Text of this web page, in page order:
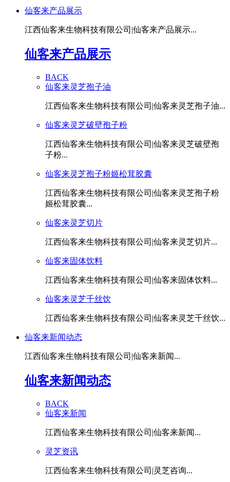
仙客来产品展示
江西仙客来生物科技有限公司|仙客来产品展示...
仙客来产品展示
BACK
仙客来灵芝孢子油
江西仙客来生物科技有限公司|仙客来灵芝孢子油...
仙客来灵芝破壁孢子粉
江西仙客来生物科技有限公司|仙客来灵芝破壁孢
子粉...
仙客来灵芝孢子粉姬松茸胶囊
江西仙客来生物科技有限公司|仙客来灵芝孢子粉
姬松茸胶囊...
仙客来灵芝切片
江西仙客来生物科技有限公司|仙客来灵芝切片...
仙客来固体饮料
江西仙客来生物科技有限公司|仙客来固体饮料...
仙客来灵芝千丝饮
江西仙客来生物科技有限公司|仙客来灵芝千丝饮...
仙客来新闻动态
江西仙客来生物科技有限公司|仙客来新闻...
仙客来新闻动态
BACK
仙客来新闻
江西仙客来生物科技有限公司|仙客来新闻...
灵芝资讯
江西仙客来生物科技有限公司|灵芝咨询...